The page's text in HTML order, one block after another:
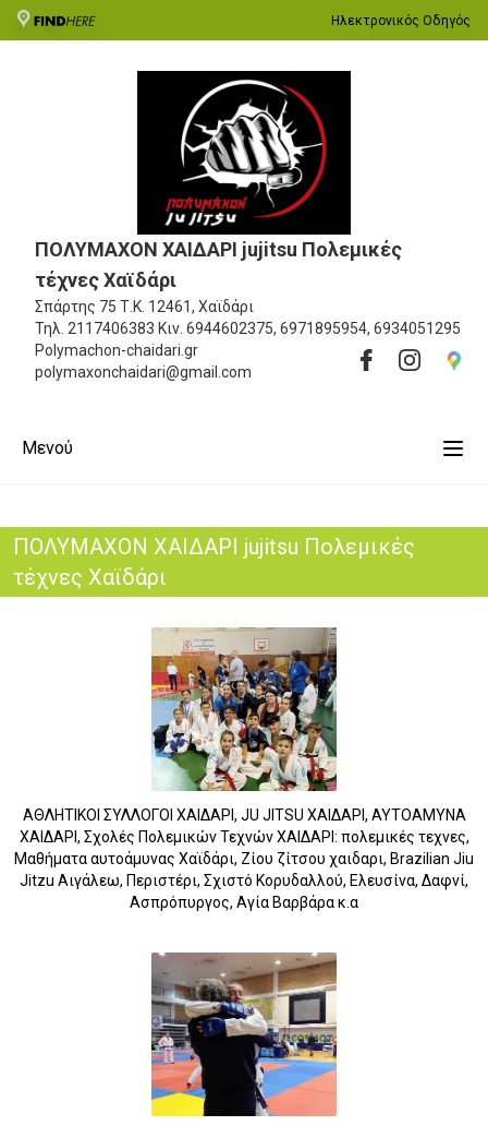
Ηλεκτρονικός Οδηγός
ΠΟΛΥΜΑΧΟΝ ΧΑΙΔΑΡΙ jujitsu Πολεμικές
τέχνες Χαϊδάρι
Σπάρτης 75 Τ.Κ. 12461, Χαϊδάρι
Τηλ. 2117406383 Κιν. 6944602375, 6971895954, 6934051295
Polymachon-chaidari.gr
polymaxonchaidari@gmail.com
Μενού
ΠΟΛΥΜΑΧΟΝ ΧΑΙΔΑΡΙ jujitsu Πολεμικές
τέχνες Χαϊδάρι
ΑΘΛΗΤΙΚΟΙ ΣΥΛΛΟΓΟΙ ΧΑΙΔΑΡΙ, JU JITSU ΧΑΙΔΑΡΙ, ΑΥΤΟΑΜΥΝΑ
ΧΑΙΔΑΡΙ, Σχολές Πολεμικών Τεχνών ΧΑΙΔΑΡΙ: πολεμικές τεχνες,
Μαθήματα αυτοάμυνας Χαϊδάρι, Ζίου ζίτσου χαιδαρι, Brazilian Jiu
Jitzu Αιγάλεω, Περιστέρι, Σχιστό Κορυδαλλού, Ελευσίνα, Δαφνί,
Ασπρόπυργος, Αγία Βαρβάρα κ.α